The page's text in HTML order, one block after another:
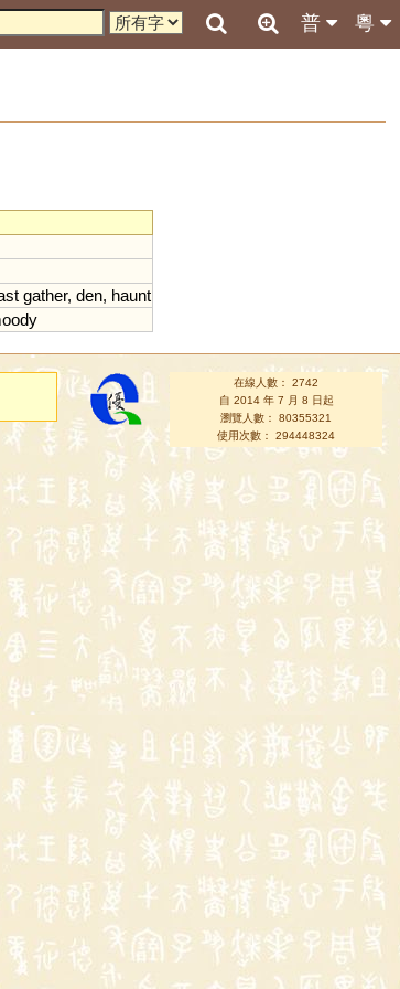
粵
普
gather, den, haunt
在線人數： 2742
自 2014 年 7 月 8 日起
瀏覽人數： 80355321
使用次數： 294448324